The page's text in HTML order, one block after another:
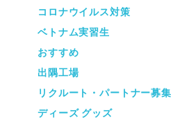
コロナウイルス対策
ベトナム実習生
おすすめ
出隅工場
リクルート・パートナー募集
ディーズ グッズ